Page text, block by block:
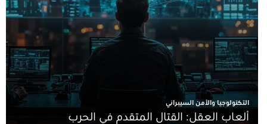
التكنولوجيا والأمن السيبراني
ألعاب العقل: القتال المتقدم في الحرب